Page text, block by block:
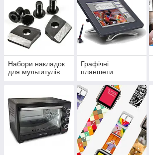
Набори накладок
для мультитулів
Графічні
планшети